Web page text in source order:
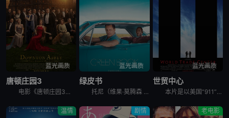
蓝光画质
唐顿庄园3
电影《唐顿庄园3》讲述了玛丽身陷公众丑闻，家族面临财务困境，全家面临着社会耻辱的威胁。克劳利家族必须拥抱变革，与下一代一起引领唐顿庄园走向未来。
蓝光画质
绿皮书
托尼（维果·莫腾森 Viggo Mortensen 饰）是一个吊儿郎当游手好闲的混混，在一家夜总会做侍者。这间夜总会因故要停业几个月，可托尼所要支付的房租和生活费不会因此取消，所以他的当务之急是去
蓝光画质
世贸中心
本片是以美国“911”事件为背景的灾难片，故事重现了当时那场突如其来的灾难。9月11日的一个美妙清晨，消防总署突然警铃大作，接到世贸中心遭到恐怖袭击而倒塌的消息后，消防警员约翰·迈克洛林（尼古拉斯
温情 剧情 老电影